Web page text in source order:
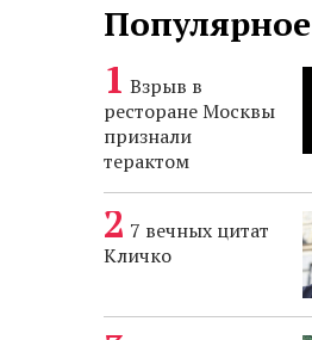
Популярное
Взрыв в
ресторане Москвы
признали
терактом
7 вечных цитат
Кличко